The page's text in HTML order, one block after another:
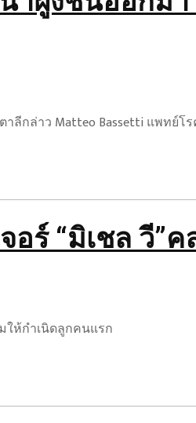
าลีกล่าว Matteo Bassetti แพท
อร์ “มิเชล วี”
ให้กำเนิดลูกคนแรก